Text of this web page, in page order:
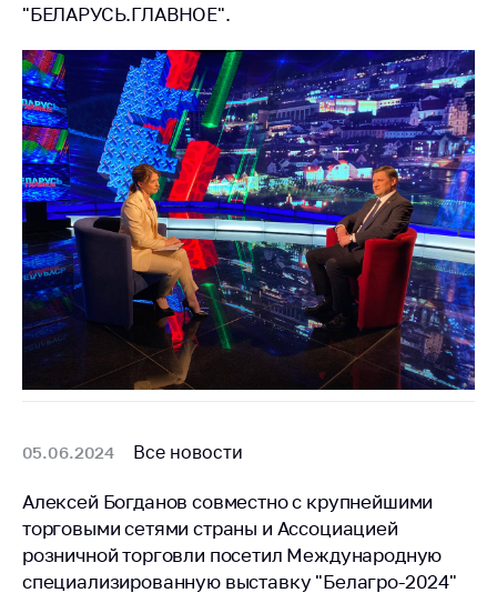
"БЕЛАРУСЬ.ГЛАВНОЕ".
05.06.2024 Все новости
Алексей Богданов совместно с крупнейшими
торговыми сетями страны и Ассоциацией
розничной торговли посетил Международную
специализированную выставку "Белагро-2024"